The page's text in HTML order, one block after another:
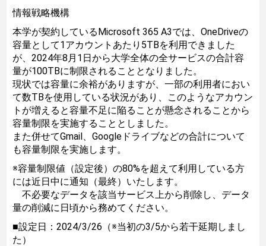
情報戦略機構
本学が契約しているMicrosoft 365 A3では、OneDriveの
容量として1アカウントあたり5TBを利用できました
が、2024年8月1日から大学全体の全サービスの合計容
量が100TBに制限されることとなりました。
現状では容量に余裕がありますが、一部の利用者におい
て数TBを使用している状況があり、このようなアカウン
トが増えると容量不足に陥ることが懸念されることから
容量制限を実施することとしました。
また併せてGmail、Googleドライブなどの合計について
も容量制限を実施します。
※容量制限値（設定後）の80%を超えて利用している方
には近日中に通知（最終）いたします。
不必要なデータを該当サービス上から削除し、データ
量の削減に日頃から務めてください。
■設定日：2024/3/26（※当初の3/5から若干延期しまし
た）